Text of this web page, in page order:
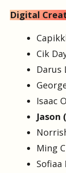
Digital
Cik
Darus
Isaac
Jason
Ming
Sofiaa